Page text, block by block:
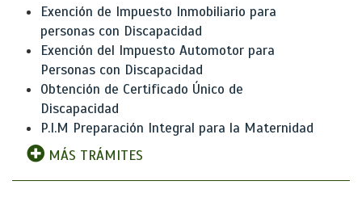
Exención de Impuesto Inmobiliario para
personas con Discapacidad
Exención del Impuesto Automotor para
Personas con Discapacidad
Obtención de Certificado Único de
Discapacidad
P.I.M Preparación Integral para la Maternidad
MÁS TRÁMITES